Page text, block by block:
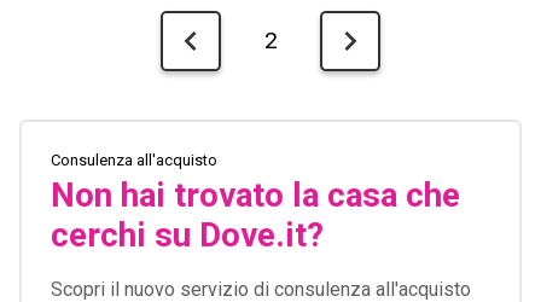
2
Consulenza all'acquisto
Non hai trovato la casa che
cerchi su Dove.it?
Scopri il nuovo servizio di consulenza all'acquisto